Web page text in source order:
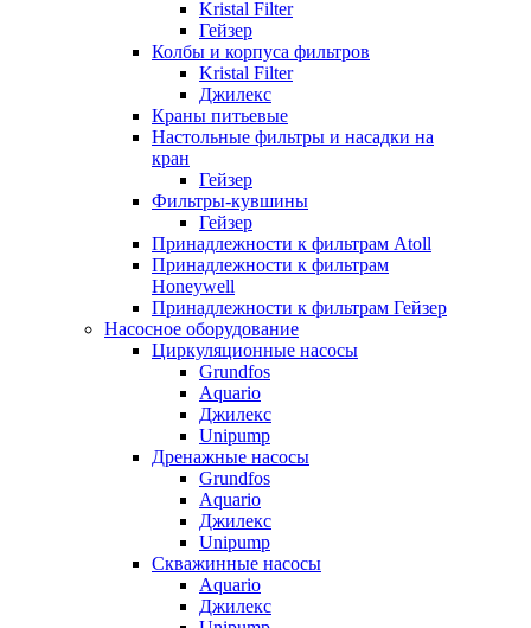
Kristal Filter
Гейзер
Колбы и корпуса фильтров
Kristal Filter
Джилекс
Краны питьевые
Настольные фильтры и насадки на
кран
Гейзер
Фильтры-кувшины
Гейзер
Принадлежности к фильтрам Atoll
Принадлежности к фильтрам
Honeywell
Принадлежности к фильтрам Гейзер
Насосное оборудование
Циркуляционные насосы
Grundfos
Aquario
Джилекс
Unipump
Дренажные насосы
Grundfos
Aquario
Джилекс
Unipump
Скважинные насосы
Aquario
Джилекс